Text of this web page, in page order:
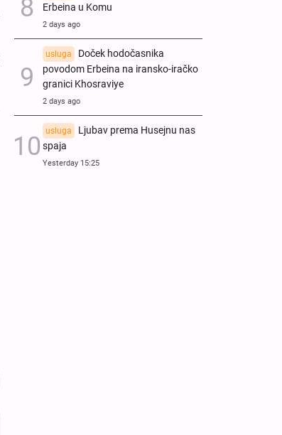
Erbeina u Komu
2 days ago
usluga
Doček hodočasnika
povodom Erbeina na iransko-iračko
granici Khosraviye
2 days ago
usluga
Ljubav prema Husejnu nas
spaja
Yesterday 15:25